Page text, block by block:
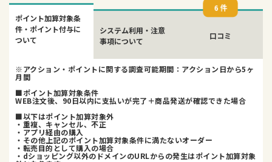
ポイント加算対象条
件・ポイント付与に
ついて
システム利用・注意
事項について
口コミ
6 件
※アクション・ポイントに関する調査可能期間：アクション日から5ヶ
月間
■ポイント加算対象条件
WEB注文後、90日以内に支払いが完了＋商品発送が確認できた場合
■以下はポイント加算対象外
・重複、キャンセル、不正
・アプリ経由の購入
・その他上記のポイント加算対象条件に満たないオーダー
・転売目的として購入の場合
・dショッピング以外のドメインのURLからの発生はポイント加算対象